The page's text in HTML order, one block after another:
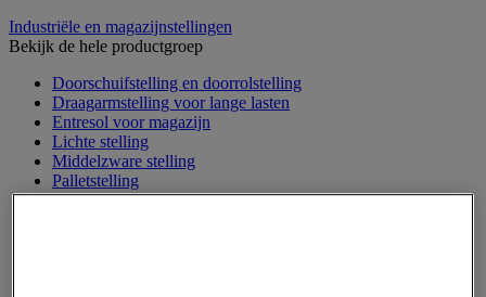
Industriële en magazijnstellingen
Bekijk de hele productgroep
Doorschuifstelling en doorrolstelling
Draagarmstelling voor lange lasten
Entresol voor magazijn
Lichte stelling
Middelzware stelling
Palletstelling
Rek voor haspels en spoelen